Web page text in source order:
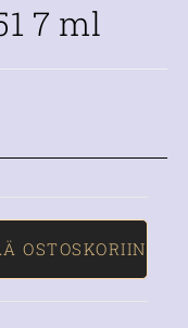
7 ml
OSTOSKORIIN